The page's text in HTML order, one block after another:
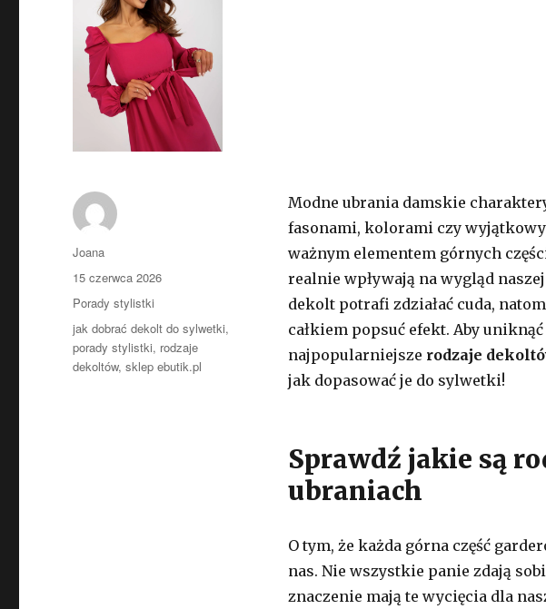
Modne ubrania damskie
fasonami, kolorami czy
ważnym elementem górnych
realnie wpływają na wygląd
dekolt potrafi zdziałać cuda,
całkiem popsuć efekt. Aby
najpopularniejsze rodzaje
jak dopasować je do sylwetki!
Sprawdź jakie są
ubraniach
O tym, że każda górna część
nas. Nie wszystkie panie zdają
znaczenie mają te wycięcia dla
Autor
Joana
Opublikowano
15 czerwca 2026
Kategorie
Porady stylistki
Tagi
jak dobrać dekolt do sylwetki,
porady stylistki, rodzaje
dekoltów,sklep ebutik.pl